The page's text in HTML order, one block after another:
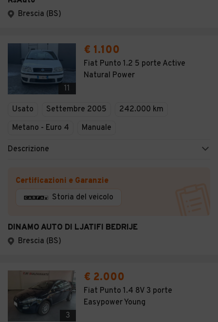
Brescia (BS)
11
€ 1.100
Fiat Punto 1.2 5 porte Active
Natural Power
Usato Settembre 2005
242.000 km
Metano - Euro 4
Manuale
Descrizione
Certificazioni e Garanzie
Storia del veicolo
DINAMO AUTO DI LJATIFI BEDRIJE
Brescia (BS)
3
€ 2.000
Fiat Punto 1.4 8V 3 porte
Easypower Young